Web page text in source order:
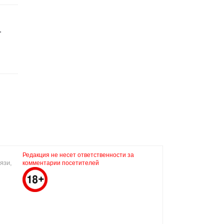
Редакция не несет ответственности за
комментарии посетителей